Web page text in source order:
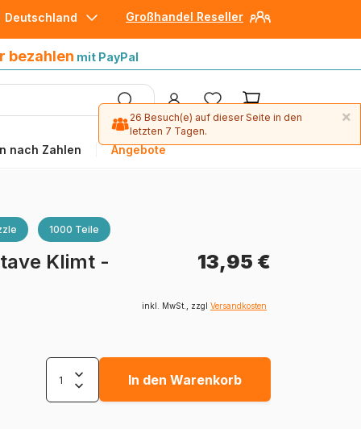
Großhandel Reseller
Deutschland
bezahlen mit PayPal
nach Zahlen Angebote
1000 Teile
Klimt -
13,95 €
inkl. MwSt., zzgl Versandkosten
In den Warenkorb
×
26 Besuch(e) auf dieser Seite in den
letzten 7 Tagen.